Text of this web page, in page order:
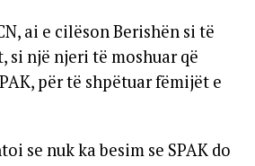
ai e cilëson Berishën si të
një njeri të moshuar që
për të shpëtuar fëmijët e
se nuk ka besim se SPAK do